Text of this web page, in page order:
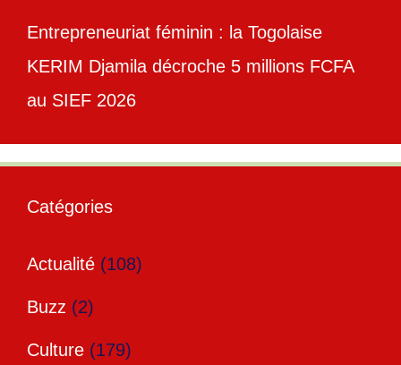
Entrepreneuriat féminin : la Togolaise
KERIM Djamila décroche 5 millions FCFA
au SIEF 2026
Catégories
Actualité (108)
Buzz (2)
Culture (179)